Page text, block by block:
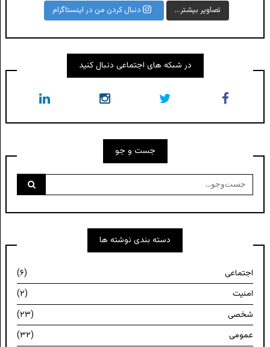
تصاویر بیشتر... دنبال کردن من در اینستاگرام
در شبکه های اجتماعی دنبال کنید
جست و جو
جست‌وجو
برای:
دسته بندی نوشته ها
اجتماعی
(۶)
امنیت
(۲)
شخصی
(۲۳)
عمومی
(۳۲)